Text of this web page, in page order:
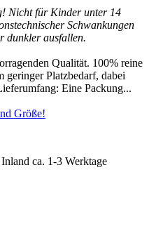
Nicht für Kinder unter 14
Schwankungen
dunkler ausfallen.
Qualität. 100% reine
geringer Platzbedarf, dabei
Eine Packung...
Größe!
ca. 1-3 Werktage